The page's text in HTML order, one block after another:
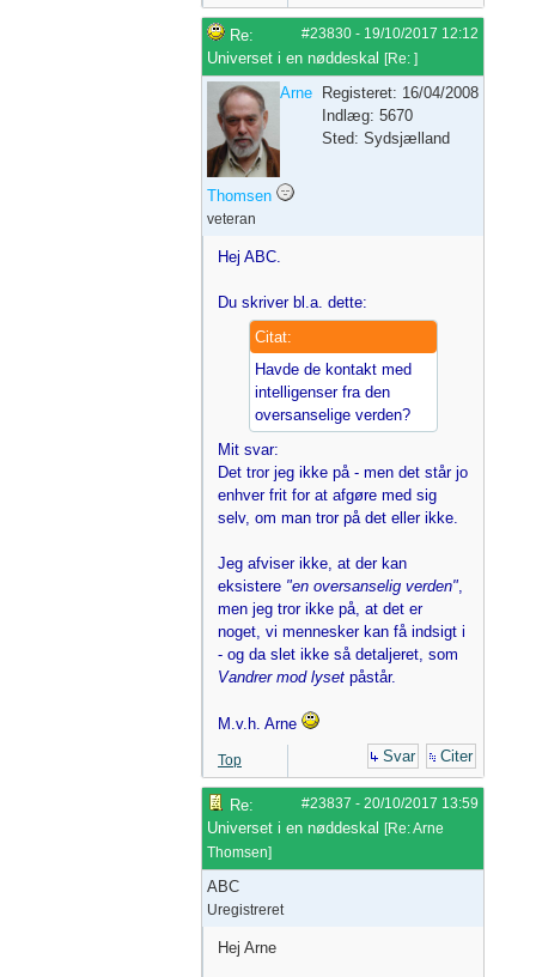
#23830 - 19/10/2017 12:12
Re:
Universet i en nøddeskal [Re: ]
Arne
Thomsen
veteran
Registeret: 16/04/2008
Indlæg: 5670
Sted: Sydsjælland
Hej ABC.
Du skriver bl.a. dette:
Citat:
Havde de kontakt med
intelligenser fra den
oversanselige verden?
Mit svar:
Det tror jeg ikke på - men det står jo
enhver frit for at afgøre med sig
selv, om man tror på det eller ikke.
Jeg afviser ikke, at der kan
eksistere "en oversanselig verden",
men jeg tror ikke på, at det er
noget, vi mennesker kan få indsigt i
- og da slet ikke så detaljeret, som
Vandrer mod lyset påstår.
M.v.h. Arne
Top Svar Citer
#23837 - 20/10/2017 13:59
Re:
Universet i en nøddeskal [Re: Arne
Thomsen]
ABC
Uregistreret
Hej Arne